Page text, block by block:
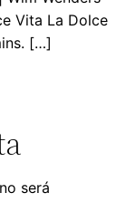
Vita La Dolce
[…]
será